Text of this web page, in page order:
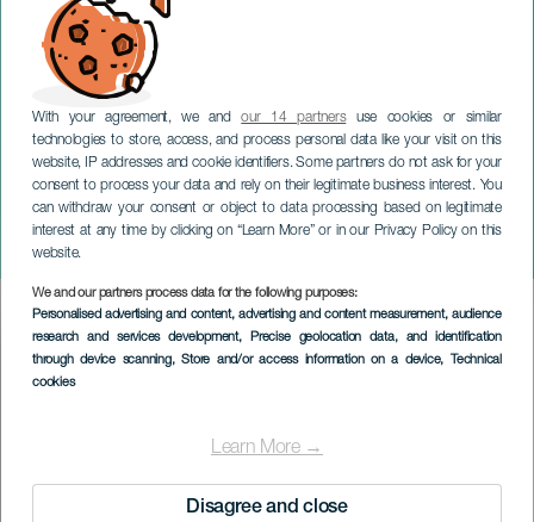
With your agreement, we andour 14 partnersuse cookies or similar
technologies to store, access, and process personal data like your visit on this
website, IP addresses and cookie identifiers. Some partners do not ask for your
consent to process your data and rely on their legitimate business interest. You
can withdraw your consent or object to data processing based on legitimate
interest at any time by clicking on “Learn More” or in our Privacy Policy on this
website.
We and our partners process data for the following purposes:
Personalised advertising and content, advertising and content measurement, audience
research and services development, Precise geolocation data, and identification
through device scanning, Store and/or access information on a device, Technical
cookies
Learn More →
Disagree and close
Die Fledermaus: El
Murciélago
GRAN CANARIA
Imagen
Listado